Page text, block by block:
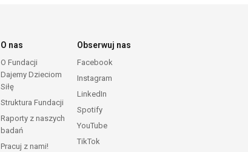
O nas
O Fundacji
Dajemy Dzieciom
Siłę
Struktura Fundacji
Raporty z naszych
badań
Pracuj z nami!
Obserwuj nas
Facebook
Instagram
LinkedIn
Spotify
YouTube
TikTok